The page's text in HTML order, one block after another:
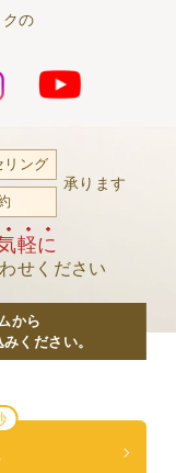
の
リング
承ります
軽に
せください
から
ください。